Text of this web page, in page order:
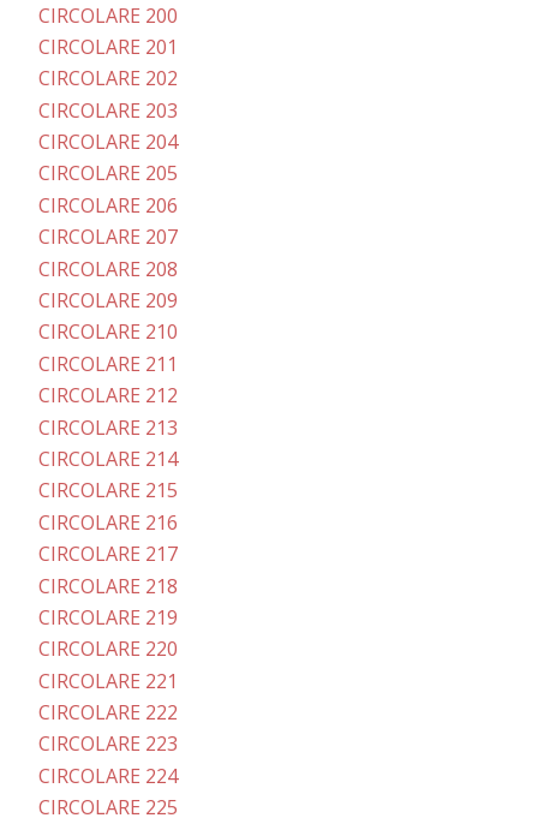
CIRCOLARE 200
CIRCOLARE 201
CIRCOLARE 202
CIRCOLARE 203
CIRCOLARE 204
CIRCOLARE 205
CIRCOLARE 206
CIRCOLARE 207
CIRCOLARE 208
CIRCOLARE 209
CIRCOLARE 210
CIRCOLARE 211
CIRCOLARE 212
CIRCOLARE 213
CIRCOLARE 214
CIRCOLARE 215
CIRCOLARE 216
CIRCOLARE 217
CIRCOLARE 218
CIRCOLARE 219
CIRCOLARE 220
CIRCOLARE 221
CIRCOLARE 222
CIRCOLARE 223
CIRCOLARE 224
CIRCOLARE 225